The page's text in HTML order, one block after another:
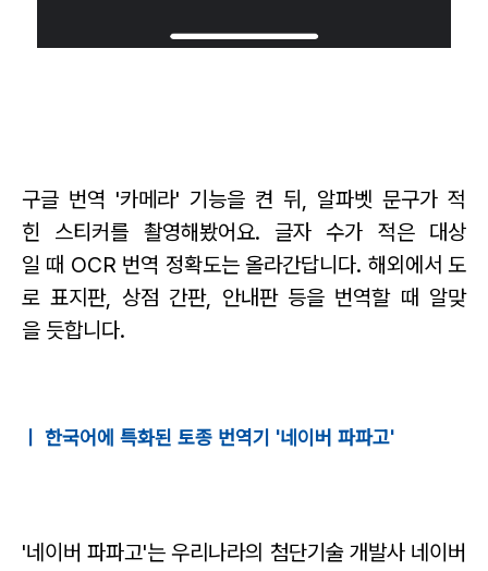
구글 번역 '카메라' 기능을 켠 뒤, 알파벳 문구가 적
힌 스티커를 촬영해봤어요. 글자 수가 적은 대상
일 때 OCR 번역 정확도는 올라간답니다. 해외에서 도
로 표지판, 상점 간판, 안내판 등을 번역할 때 알맞
을 듯합니다.
ㅣ 한국어에 특화된 토종 번역기 '네이버 파파고'
'네이버 파파고'는 우리나라의 첨단기술 개발사 네이버